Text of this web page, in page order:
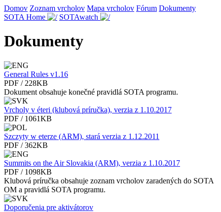
Domov Zoznam vrcholov Mapa vrcholov Fórum Dokumenty
SOTA Home
SOTAwatch
Dokumenty
General Rules v1.16
PDF / 228KB
Dokument obsahuje konečné pravidlá SOTA programu.
Vrcholy v éteri (klubová príručka), verzia z 1.10.2017
PDF / 1061KB
Szczyty w eterze (ARM), stará verzia z 1.12.2011
PDF / 362KB
Summits on the Air Slovakia (ARM), verzia z 1.10.2017
PDF / 1098KB
Klubová príručka obsahuje zoznam vrcholov zaradených do SOTA
OM a pravidlá SOTA programu.
Doporučenia pre aktivátorov